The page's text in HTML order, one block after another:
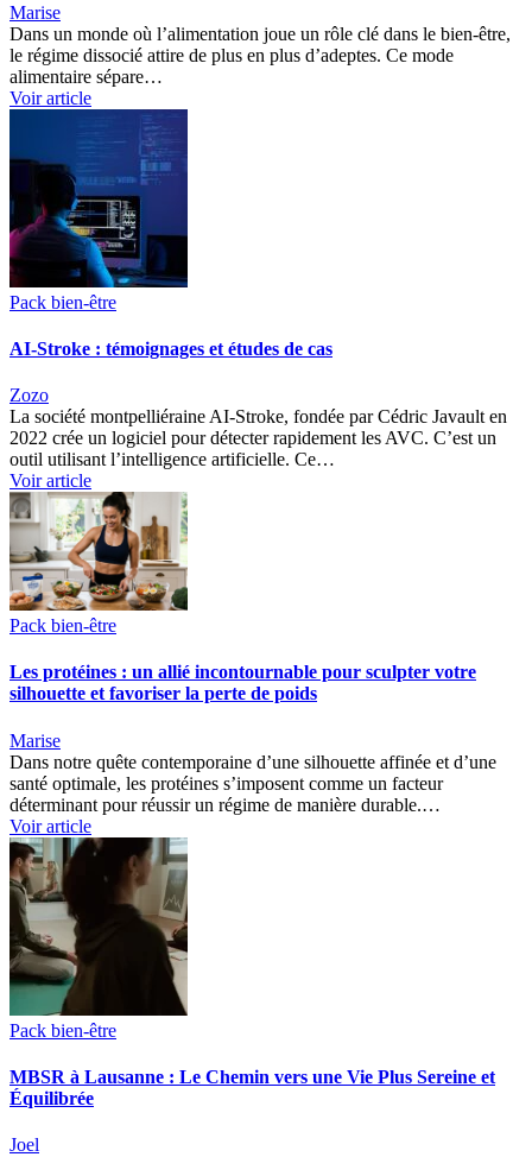
Marise
Dans un monde où l’alimentation joue un rôle clé dans le bien-être,
le régime dissocié attire de plus en plus d’adeptes. Ce mode
alimentaire sépare…
Voir article
Pack bien-être
AI-Stroke : témoignages et études de cas
Zozo
La société montpelliéraine AI-Stroke, fondée par Cédric Javault en
2022 crée un logiciel pour détecter rapidement les AVC. C’est un
outil utilisant l’intelligence artificielle. Ce…
Voir article
Pack bien-être
Les protéines : un allié incontournable pour sculpter votre
silhouette et favoriser la perte de poids
Marise
Dans notre quête contemporaine d’une silhouette affinée et d’une
santé optimale, les protéines s’imposent comme un facteur
déterminant pour réussir un régime de manière durable.…
Voir article
Pack bien-être
MBSR à Lausanne : Le Chemin vers une Vie Plus Sereine et
Équilibrée
Joel